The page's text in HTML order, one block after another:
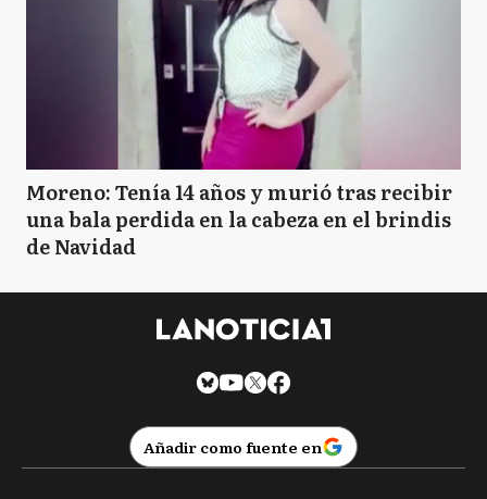
Moreno: Tenía 14 años y murió tras recibir
una bala perdida en la cabeza en el brindis
de Navidad
Añadir como fuente en